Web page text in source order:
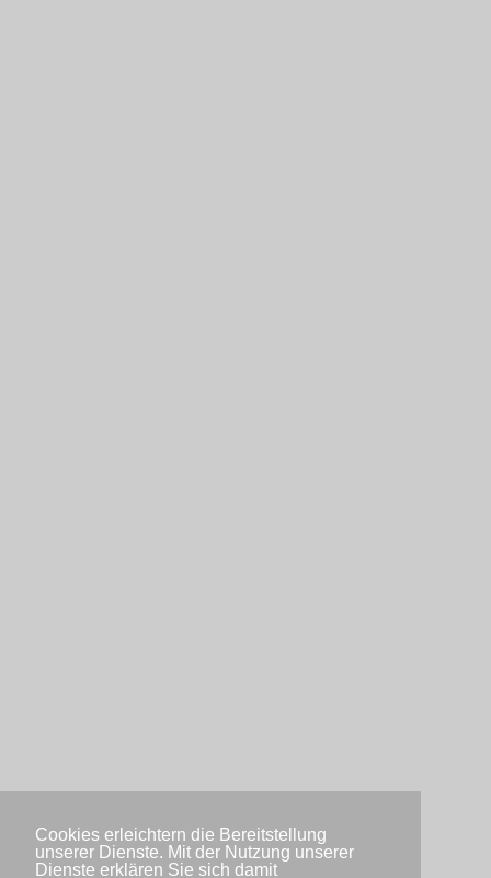
Cookies erleichtern die Bereitstellung
unserer Dienste. Mit der Nutzung unserer
Dienste erklären Sie sich damit